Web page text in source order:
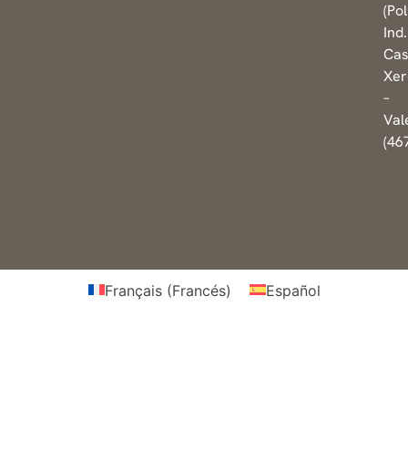
Ind.
–
Français(Francés) Español